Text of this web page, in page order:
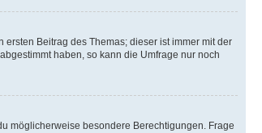
Beitrag des Themas; dieser ist immer mit der
haben, so kann die Umfrage nur noch
möglicherweise besondere Berechtigungen. Frage